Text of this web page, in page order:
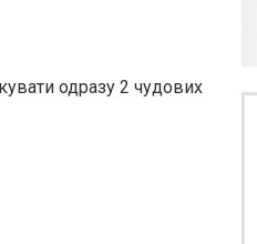
одразу 2 чудових